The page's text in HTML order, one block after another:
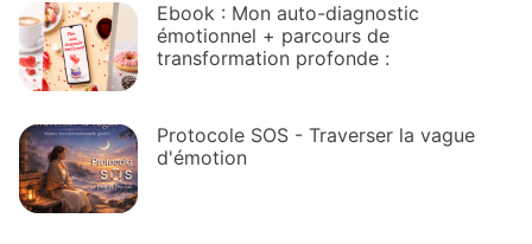
Ebook : Mon auto-diagnostic
émotionnel + parcours de
transformation profonde :
Protocole SOS - Traverser la vague
d'émotion